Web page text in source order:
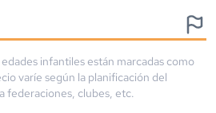
infantiles están marcadas como
varíe según la planificación del
federaciones, clubes, etc.